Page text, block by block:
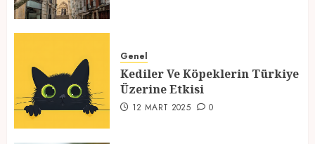
2
Üzerine Etkisi
12 MART 2025 0
Genel
Kediler Ve Köpeklerin Türkiye
Üzerine Etkisi
12 MART 2025 0